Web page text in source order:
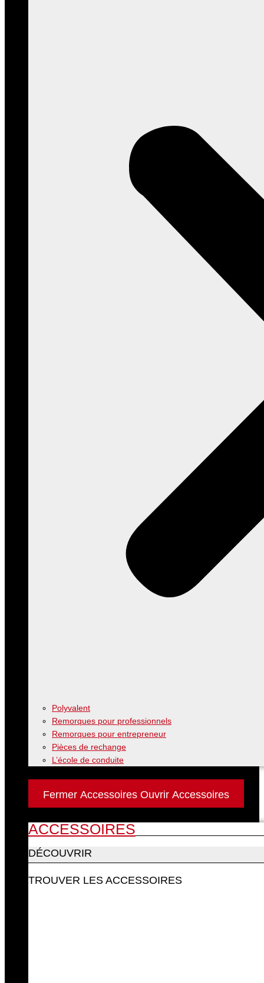
Polyvalent
Remorques pour professionnels
Remorques pour entrepreneur
Pièces de rechange
L’école de conduite
Fermer Accessoires Ouvrir Accessoires
ACCESSOIRES
DÉCOUVRIR
TROUVER LES ACCESSOIRES